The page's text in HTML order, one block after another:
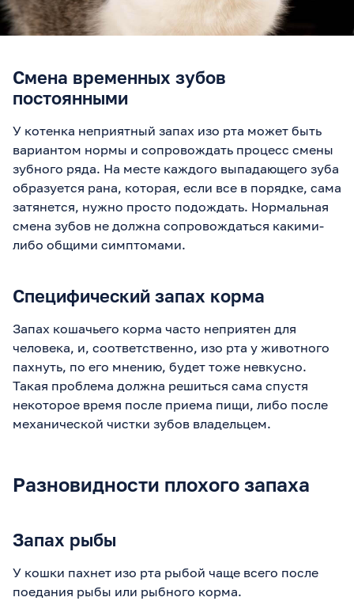
Смена временных зубов
постоянными
У котенка неприятный запах изо рта может быть
вариантом нормы и сопровождать процесс смены
зубного ряда. На месте каждого выпадающего зуба
образуется рана, которая, если все в порядке, сама
затянется, нужно просто подождать. Нормальная
смена зубов не должна сопровождаться какими-
либо общими симптомами.
Специфический запах корма
Запах кошачьего корма часто неприятен для
человека, и, соответственно, изо рта у животного
пахнуть, по его мнению, будет тоже невкусно.
Такая проблема должна решиться сама спустя
некоторое время после приема пищи, либо после
механической чистки зубов владельцем.
Разновидности плохого запаха
Запах рыбы
У кошки пахнет изо рта рыбой чаще всего после
поедания рыбы или рыбного корма.